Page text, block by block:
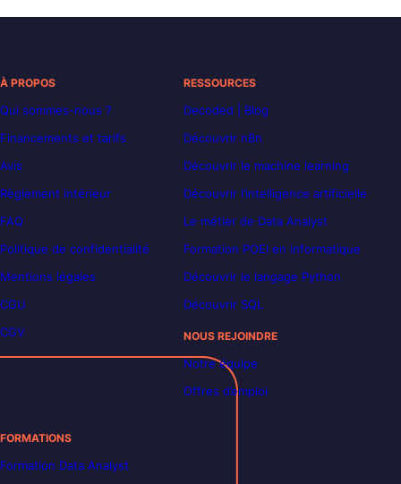
À PROPOS
Qui sommes-nous ?
Financements et tarifs
Avis
Règlement intérieur
FAQ
Politique de confidentialité
Mentions légales
CGU
CGV
RESSOURCES
Decoded | Blog
Découvrir n8n
Découvrir le machine learning
Découvrir l’intelligence artificielle
Le métier de Data Analyst
Formation POEI en informatique
Découvrir le langage Python
Découvrir SQL
NOUS REJOINDRE
Notre équipe
Offres d’emploi
FORMATIONS
Formation Data Analyst